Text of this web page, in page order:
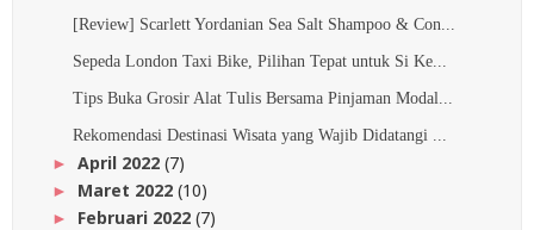
[Review] Scarlett Yordanian Sea Salt Shampoo & Con...
Sepeda London Taxi Bike, Pilihan Tepat untuk Si Ke...
Tips Buka Grosir Alat Tulis Bersama Pinjaman Modal...
Rekomendasi Destinasi Wisata yang Wajib Didatangi ...
► April 2022 (7)
► Maret 2022 (10)
► Februari 2022 (7)